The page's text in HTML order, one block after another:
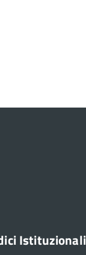
Istituzionali